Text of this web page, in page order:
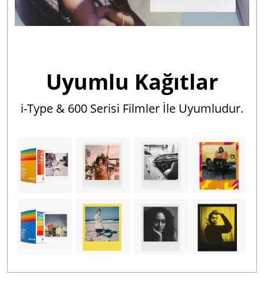
Uyumlu Kağıtlar
i-Type & 600 Serisi Filmler İle Uyumludur.